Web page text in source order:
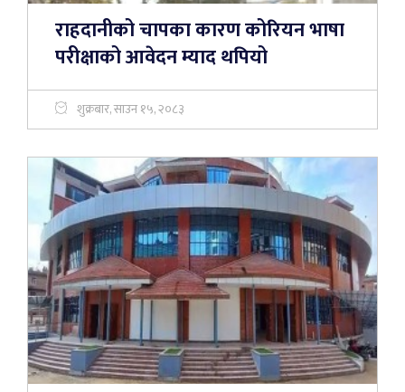
राहदानीको चापका कारण कोरियन भाषा
परीक्षाको आवेदन म्याद थपियो
शुक्रबार, साउन १५, २०८३